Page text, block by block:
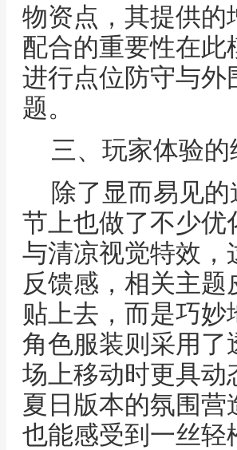
物资点，其提供的
配合的重要性在
进行点位防守与外
题。
三、玩家体验
除了显而易见
节上也做了不少优
与清凉视觉特效，
反馈感，相关主
贴上去，而是巧
角色服装则采用了
场上移动时更具动
夏日版本的氛围
也能感受到一丝轻